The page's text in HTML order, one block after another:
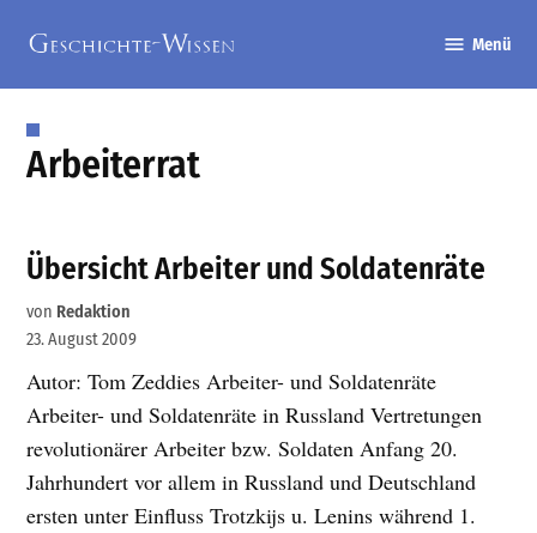
Inhalt
springen
Wissen
Menü
Arbeiterrat
Übersicht Arbeiter und Soldatenräte
von Redaktion
23. August 2009
Autor: Tom Zeddies Arbeiter- und Soldatenräte
Arbeiter- und Soldatenräte in Russland Vertretungen
revolutionärer Arbeiter bzw. Soldaten Anfang 20.
Jahrhundert vor allem in Russland und Deutschland
ersten unter Einfluss Trotzkijs u. Lenins während 1.